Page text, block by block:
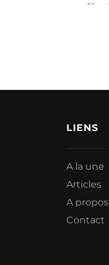
LIENS
A la une
Articles
A propos
Contact